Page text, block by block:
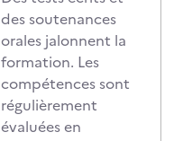
des soutenances
orales jalonnent la
formation. Les
compétences sont
régulièrement
évaluées en